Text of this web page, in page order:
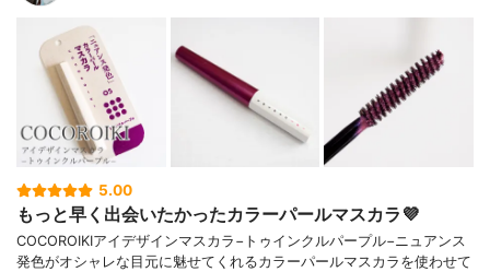
5.00
もっと早く出会いたかったカラーパールマスカラ💜
COCOROIKIアイデザインマスカラ−トゥインクルパープル−ニュアンス
発色がオシャレな目元に魅せてくれるカラーパールマスカラを使わせて